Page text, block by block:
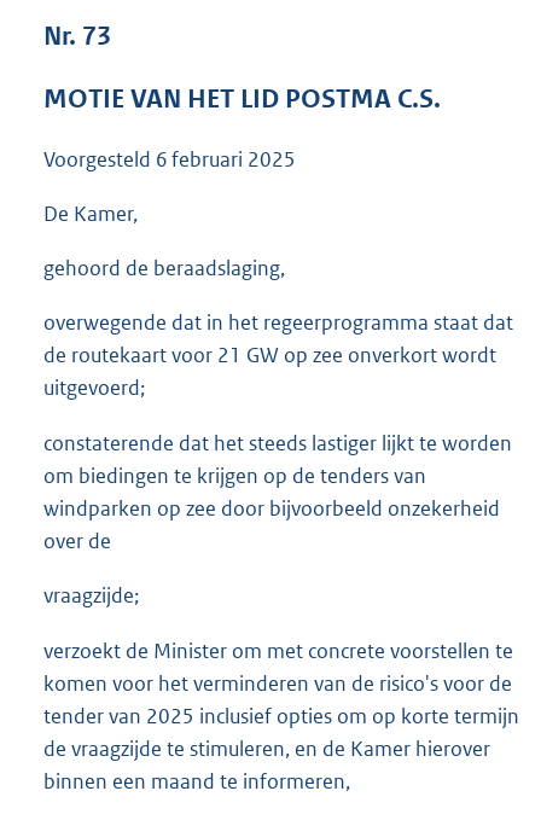
:
Nr. 73
MOTIE VAN HET LID POSTMA C.S.
Voorgesteld 6 februari 2025
De Kamer,
gehoord de beraadslaging,
overwegende dat in het regeerprogramma staat dat
de routekaart voor 21 GW op zee onverkort wordt
uitgevoerd;
constaterende dat het steeds lastiger lijkt te worden
om biedingen te krijgen op de tenders van
windparken op zee door bijvoorbeeld onzekerheid
over de
vraagzijde;
verzoekt de Minister om met concrete voorstellen te
komen voor het verminderen van de risico's voor de
tender van 2025 inclusief opties om op korte termijn
de vraagzijde te stimuleren, en de Kamer hierover
binnen een maand te informeren,